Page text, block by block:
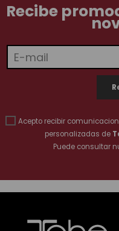
Recibe
Acepto recibir
personalizadas de
Puede consultar